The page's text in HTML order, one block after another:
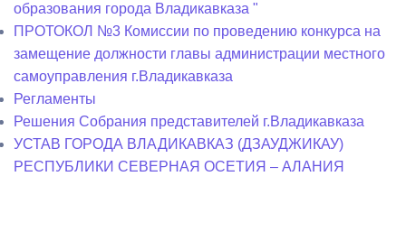
образования города Владикавказа "
ПРОТОКОЛ №3 Комиссии по проведению конкурса на
замещение должности главы администрации местного
самоуправления г.Владикавказа
Регламенты
Решения Собрания представителей г.Владикавказа
УСТАВ ГОРОДА ВЛАДИКАВКАЗ (ДЗАУДЖИКАУ)
РЕСПУБЛИКИ СЕВЕРНАЯ ОСЕТИЯ – АЛАНИЯ